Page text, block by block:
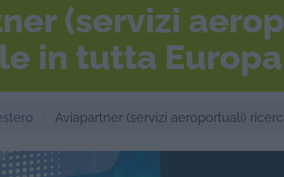
(servizi
in tutta Europa
Aviapartner (servizi aeroportuali)